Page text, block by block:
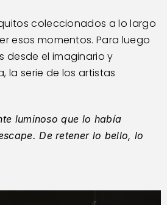
coleccionados a lo largo
esos momentos. Para luego
desde el imaginario y
la serie de los artistas
luminoso que lo había
De retener lo bello, lo